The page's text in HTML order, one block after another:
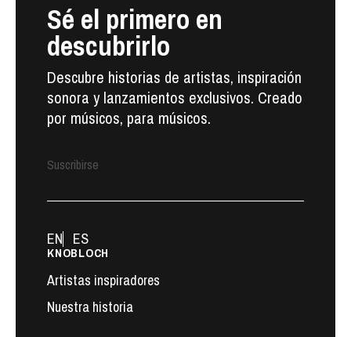
Sé el primero en
descubrirlo
Descubre historias de artistas, inspiración
sonora y lanzamientos exclusivos. Creado
por músicos, para músicos.
Suscribirse
KNOBLOCH
Artistas inspiradores
Nuestra historia
EN ES